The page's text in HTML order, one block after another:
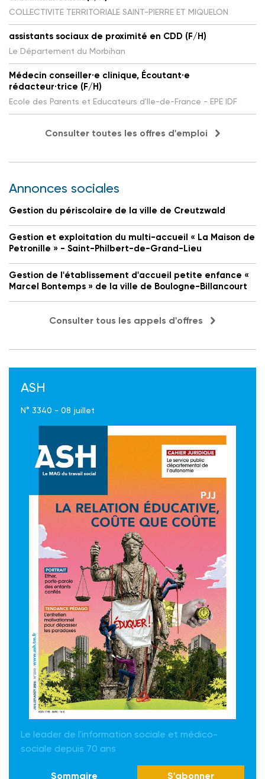
COLLECTIVITE TERRITORIALE SAINT-PIERRE ET MIQUELON
assistants sociaux de proximité en CDD (F/H)
Le Département du Morbihan
Médecin conseiller·e clinique, Écoutant·e
rédacteur·trice (F/H)
Ecole des Parents et Educateurs d'Ile-de-France - EPE IDF
Consulter toutes les offres d'emploi
Annonces sociales
Gestion du périscolaire de la ville de Creutzwald
Gestion et exploitation du multi-accueil « La Maison de
Petronille » - Saint-Philbert-de-Grand-Lieu
Gestion de l'établissement d'accueil petite enfance «
Marcel Bontemps » de la ville de Boulogne-Billancourt
Consulter tous les appels d'offres
ASH
N° 3340 - 08 juillet
Le leader de l'information sociale et médico-
sociale depuis 70 ans
Sommaire S'abonner